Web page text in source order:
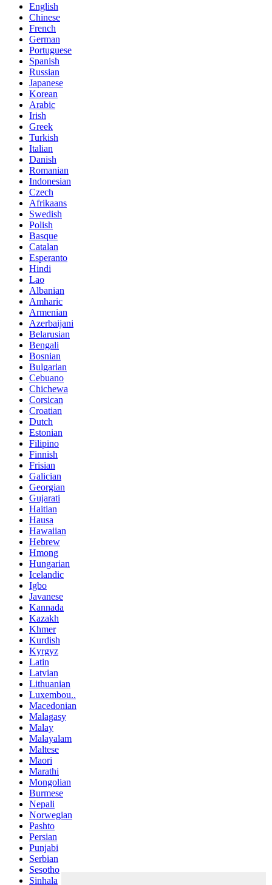
English
Chinese
French
German
Portuguese
Spanish
Russian
Japanese
Korean
Arabic
Irish
Greek
Turkish
Italian
Danish
Romanian
Indonesian
Czech
Afrikaans
Swedish
Polish
Basque
Catalan
Esperanto
Hindi
Lao
Albanian
Amharic
Armenian
Azerbaijani
Belarusian
Bengali
Bosnian
Bulgarian
Cebuano
Chichewa
Corsican
Croatian
Dutch
Estonian
Filipino
Finnish
Frisian
Galician
Georgian
Gujarati
Haitian
Hausa
Hawaiian
Hebrew
Hmong
Hungarian
Icelandic
Igbo
Javanese
Kannada
Kazakh
Khmer
Kurdish
Kyrgyz
Latin
Latvian
Lithuanian
Luxembou..
Macedonian
Malagasy
Malay
Malayalam
Maltese
Maori
Marathi
Mongolian
Burmese
Nepali
Norwegian
Pashto
Persian
Punjabi
Serbian
Sesotho
Sinhala